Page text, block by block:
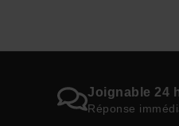
Joignable 24
Réponse